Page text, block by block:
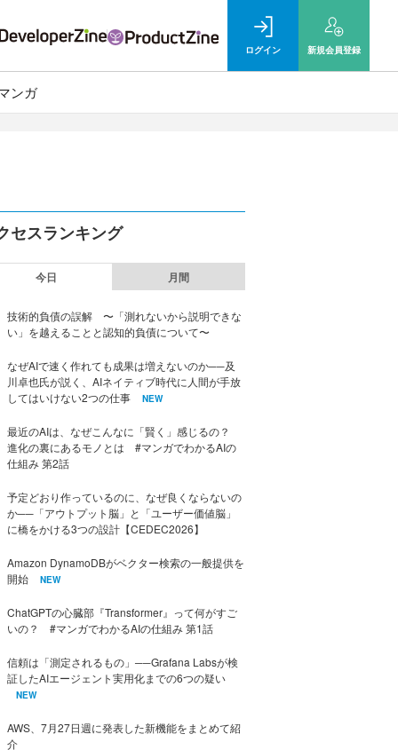
ログイン 新規会員登録
ンガ
セスランキング
今日 月間
技術的負債の誤解 〜「測れないから説明できな
い」を越えることと認知的負債について〜
なぜAIで速く作れても成果は増えないのか──及
川卓也氏が説く、AIネイティブ時代に人間が手放
してはいけない2つの仕事
NEW
最近のAIは、なぜこんなに「賢く」感じるの？
進化の裏にあるモノとは #マンガでわかるAIの
仕組み 第2話
予定どおり作っているのに、なぜ良くならないの
か──「アウトプット脳」と「ユーザー価値脳」
に橋をかける3つの設計【CEDEC2026】
Amazon DynamoDBがベクター検索の一般提供を
開始
NEW
ChatGPTの心臓部『Transformer』って何がすご
いの？ #マンガでわかるAIの仕組み 第1話
信頼は「測定されるもの」──Grafana Labsが検
証したAIエージェント実用化までの6つの疑い
NEW
AWS、7月27日週に発表した新機能をまとめて紹
介